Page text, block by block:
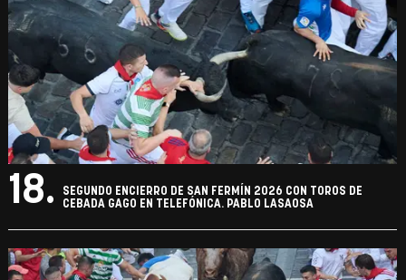
18.
SEGUNDO ENCIERRO DE SAN FERMÍN 2026 CON TOROS DE
CEBADA GAGO EN TELEFÓNICA. PABLO LASAOSA